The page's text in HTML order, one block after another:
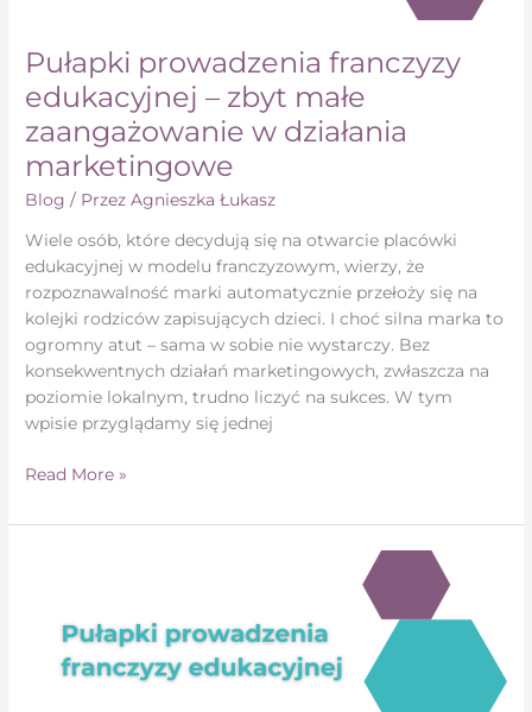
Pułapki prowadzenia franczyzy
edukacyjnej – zbyt małe
zaangażowanie w działania
marketingowe
Blog / PrzezAgnieszka Łukasz
Wiele osób, które decydują się na otwarcie placówki
edukacyjnej w modelu franczyzowym, wierzy, że
rozpoznawalność marki automatycznie przełoży się na
kolejki rodziców zapisujących dzieci. I choć silna marka to
ogromny atut – sama w sobie nie wystarczy. Bez
konsekwentnych działań marketingowych, zwłaszcza na
poziomie lokalnym, trudno liczyć na sukces. W tym
wpisie przyglądamy się jednej
Read More »
edukacyjnej